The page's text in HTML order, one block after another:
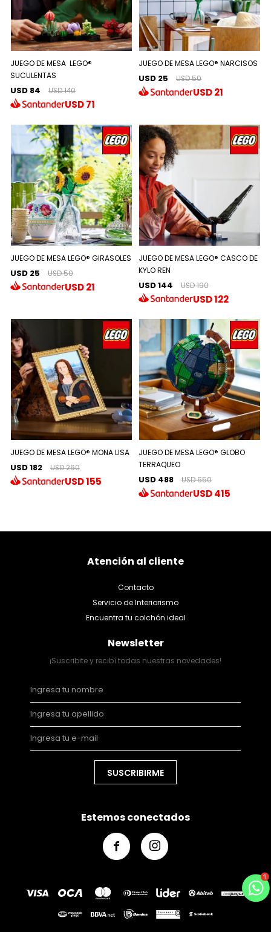
JUEGO DE MESA LEGO®
SUCULENTAS
USD 84 USD 140
USD71
JUEGO DE MESA LEGO® NARCISOS
USD 25 USD 50
USD21
JUEGO DE MESA LEGO® GIRASOLES
USD 25 USD 50
USD21
JUEGO DE MESA LEGO® CASCO DE
KYLO REN
USD 144 USD 190
USD122
JUEGO DE MESA LEGO® MONA LISA
USD 182 USD 260
USD155
JUEGO DE MESA LEGO® GLOBO
TERRAQUEO
USD 488 USD 650
USD415
Atención al cliente
Contacto
Servicio de Interiorismo
Encuentra tu colchón ideal
Newsletter
¡Suscribite y recibí todas nuestras novedades!
SUSCRIBIRME
Estemos conectados
 